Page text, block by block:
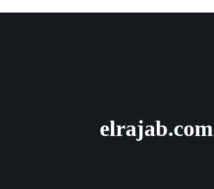
elrajab.com